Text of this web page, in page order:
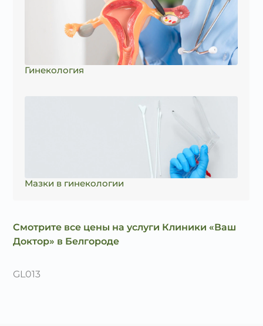
Гинекология
Мазки в гинекологии
Смотрите все цены на услуги Клиники «Ваш
Доктор» в Белгороде
GL013